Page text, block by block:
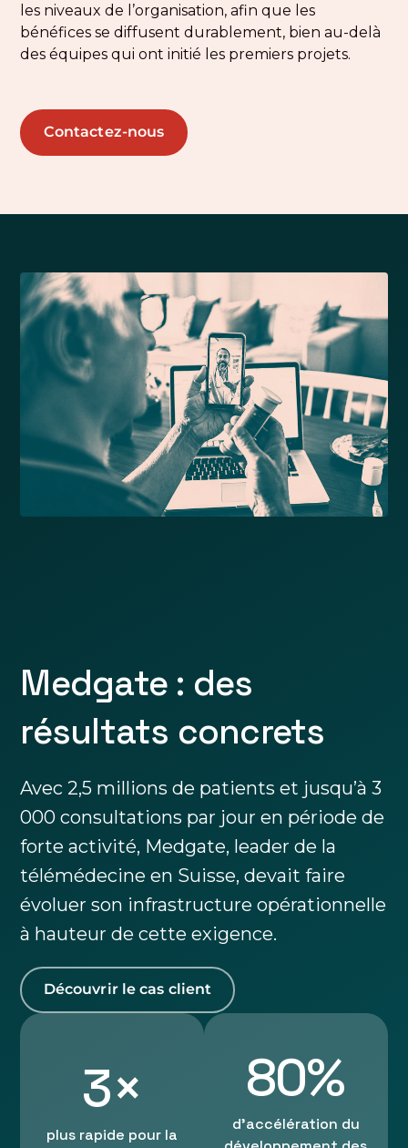
les niveaux de l’organisation, afin que les
bénéfices se diffusent durablement, bien au-delà
des équipes qui ont initié les premiers projets.
Contactez-nous
Medgate : des
résultats concrets
Avec 2,5 millions de patients et jusqu’à 3
000 consultations par jour en période de
forte activité, Medgate, leader de la
télémédecine en Suisse, devait faire
évoluer son infrastructure opérationnelle
à hauteur de cette exigence.
Découvrir le cas client
3×
plus rapide pour la
80%
d'accélération du